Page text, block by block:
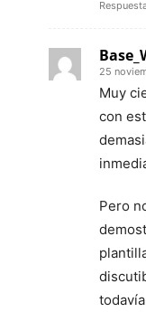
25
Muy
con
Pero